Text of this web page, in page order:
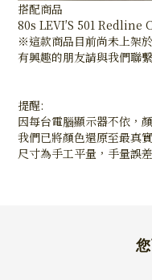
搭配商品
80s LEVI′S 501 Redline
※這款商品目前尚未上架於
有興趣的朋友請與我們聯繫
提醒:
因每台電腦顯示器不依，
我們已將顏色還原至最真
尺寸為手工平量，手量誤